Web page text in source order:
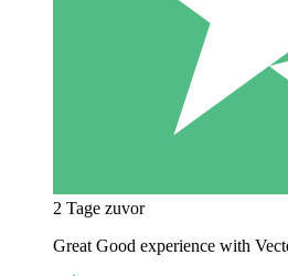
2 Tage zuvor
Great Good experience with